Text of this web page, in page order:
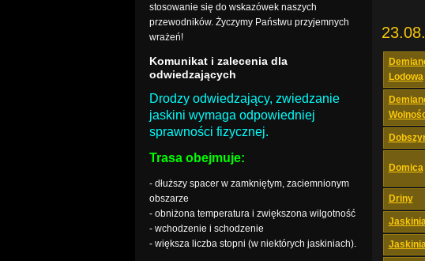
Lodowa
Domica
Driny
stosowanie się do wskazówek naszych
przewodników. Życzymy Państwu przyjemnych
wrażeń!
Komunikat i zalecenia dla
odwiedzających
Drodzy odwiedzający, zwiedzanie
jaskini wymaga odpowiedniej
sprawności fizycznej.
Trasa obejmuje:
- dłuższy spacer w zamkniętym, zaciemnionym
obszarze
- obniżona temperatura i zwiększona wilgotność
- wchodzenie i schodzenie
- większa liczba stopni (w niektórych jaskiniach).